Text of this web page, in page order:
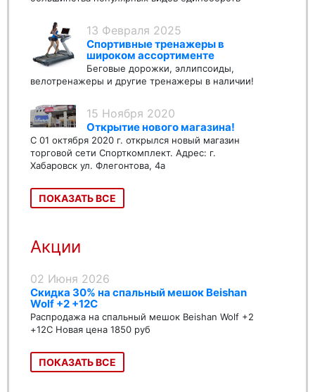
13 Февраля 2025
Спортивные тренажеры в
широком ассортименте
Беговые дорожки, эллипсоиды,
велотренажеры и другие тренажеры в наличии!
15 Ноября 2020
Открытие нового магазина!
С 01 октября 2020 г. открылся новый магазин
торговой сети Спорткомплект. Адрес: г.
Хабаровск ул. Флегонтова, 4а
ПОКАЗАТЬ ВСЕ
Акции
02 Июня 2026
Скидка 30% на спальный мешок Beishan
Wolf +2 +12C
Распродажа на спальный мешок Beishan Wolf +2
+12C Новая цена 1850 руб
ПОКАЗАТЬ ВСЕ